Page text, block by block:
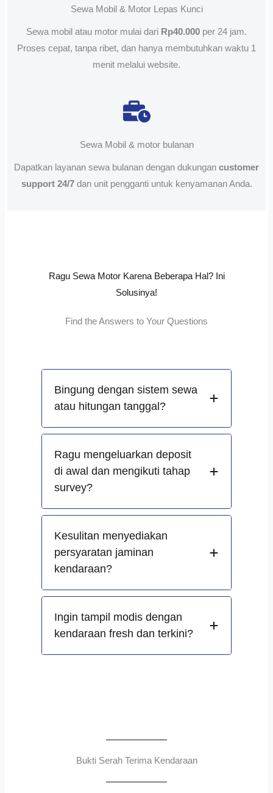
Sewa Mobil & Motor Lepas Kunci
Sewa mobil atau motor mulai dari Rp40.000 per 24 jam.
Proses cepat, tanpa ribet, dan hanya membutuhkan waktu 1
menit melalui website.
Sewa Mobil & motor bulanan
Dapatkan layanan sewa bulanan dengan dukungan customer
support 24/7dan unit pengganti untuk kenyamanan Anda.
Ragu Sewa Motor Karena Beberapa Hal? Ini
Solusinya!
Find the Answers to Your Questions
Bingung dengan sistem sewa
atau hitungan tanggal?
Ragu mengeluarkan deposit
di awal dan mengikuti tahap
survey?
Kesulitan menyediakan
persyaratan jaminan
kendaraan?
Ingin tampil modis dengan
kendaraan fresh dan terkini?
Bukti Serah Terima Kendaraan